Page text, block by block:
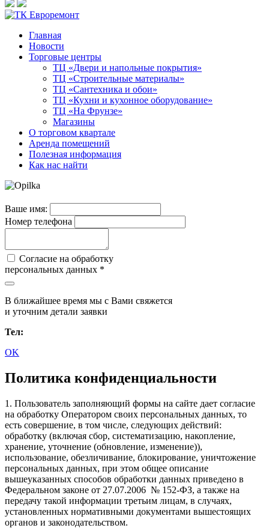
Главная
Новости
Торговые центры
ТЦ «Двери и напольные покрытия»
ТЦ «Строительные материалы»
ТЦ «Сантехника и обои»
ТЦ «Кухни и кухонное оборудование»
ТЦ «На Фрунзе»
Магазины
О торговом квартале
Аренда помещений
Полезная информация
Как нас найти
Ваше имя:
Номер телефона
Согласие на обработку
персональных данных *
В ближайшее время мы с Вами свяжется
и уточним детали заявки
Тел:
OK
Политика конфиденциальности
1. Пользователь заполняющий формы на сайте дает согласие
на обработку Оператором своих персональных данных, то
есть совершение, в том числе, следующих действий:
обработку (включая сбор, систематизацию, накопление,
хранение, уточнение (обновление, изменение)),
использование, обезличивание, блокирование, уничтожение
персональных данных, при этом общее описание
вышеуказанных способов обработки данных приведено в
Федеральном законе от 27.07.2006 № 152-ФЗ, а также на
передачу такой информации третьим лицам, в случаях,
установленных нормативными документами вышестоящих
органов и законодательством.